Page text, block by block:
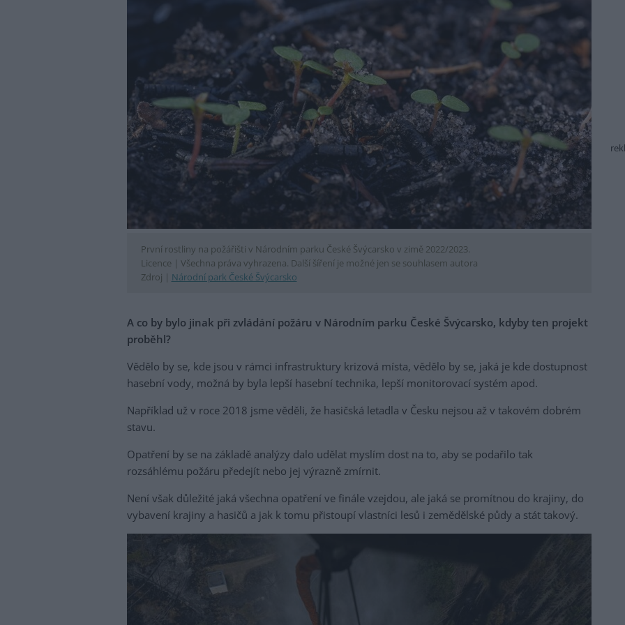
První rostliny na požářišti v Národním parku České Švýcarsko v zimě 2022/2023.
Licence | Všechna práva vyhrazena. Další šíření je možné jen se souhlasem autora
Zdroj | Národní park České Švýcarsko
A co by bylo jinak při zvládání požáru v Národním parku České Švýcarsko, kdyby ten projekt
proběhl?
Vědělo by se, kde jsou v rámci infrastruktury krizová místa, vědělo by se, jaká je kde dostupnost
hasební vody, možná by byla lepší hasební technika, lepší monitorovací systém apod.
Například už v roce 2018 jsme věděli, že hasičská letadla v Česku nejsou až v takovém dobrém
stavu.
Opatření by se na základě analýzy dalo udělat myslím dost na to, aby se podařilo tak
rozsáhlému požáru předejít nebo jej výrazně zmírnit.
Není však důležité jaká všechna opatření ve finále vzejdou, ale jaká se promítnou do krajiny, do
vybavení krajiny a hasičů a jak k tomu přistoupí vlastníci lesů i zemědělské půdy a stát takový.